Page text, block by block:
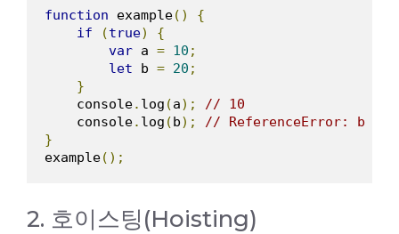
function example()
{
if
(true)
{
var a = 10 ;
let b = 20 ;
}
    console
. log (a);
// 10
    console
. log (b);
// ReferenceError: b is
}
example();
2. 호이스팅(Hoisting)